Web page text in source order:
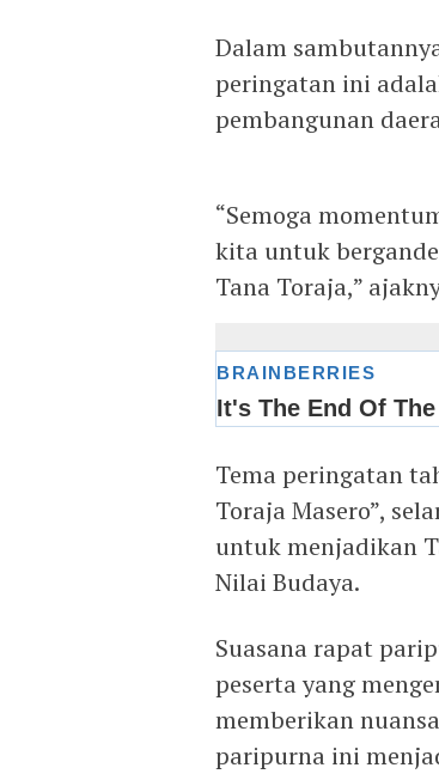
Dalam
peringatan ini
pembangunan
“Semoga
kita untuk
Tana Toraja,”
Tema peringatan
Toraja Masero”,
untuk menjadikan
Nilai Budaya.
Suasana rapat
peserta yang
memberikan
paripurna ini